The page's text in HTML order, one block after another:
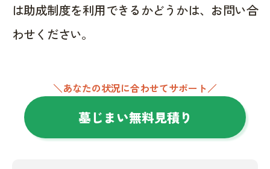
は助成制度を利用できるかどうかは、お問い合
わせください。
＼あなたの状況に合わせてサポート／
墓じまい無料見積り